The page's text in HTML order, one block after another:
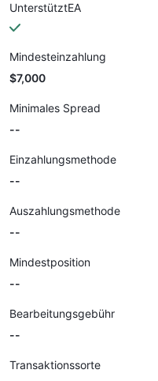
UnterstütztEA
Mindesteinzahlung
$7,000
Minimales Spread
--
Einzahlungsmethode
--
Auszahlungsmethode
--
Mindestposition
--
Bearbeitungsgebühr
--
Transaktionssorte